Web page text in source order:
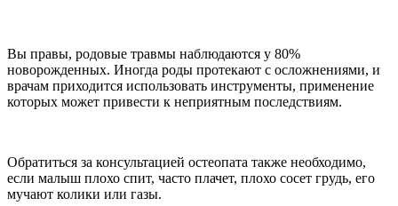
Вы правы, родовые травмы наблюдаются у 80%
новорожденных. Иногда роды протекают с осложнениями, и
врачам приходится использовать инструменты, применение
которых может привести к неприятным последствиям.
Обратиться за консультацией остеопата также необходимо,
если малыш плохо спит, часто плачет, плохо сосет грудь, его
мучают колики или газы.